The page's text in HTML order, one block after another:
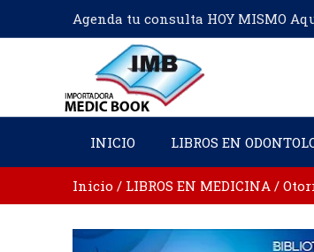
Agenda tu consulta HOY MISMO
INICIO LIBROS EN
Inicio / LIBROS EN MEDICINA /